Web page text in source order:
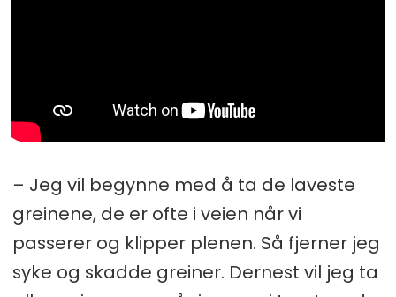
– Jeg vil begynne med å ta de laveste
greinene, de er ofte i veien når vi
passerer og klipper plenen. Så fjerner jeg
syke og skadde greiner. Dernest vil jeg ta